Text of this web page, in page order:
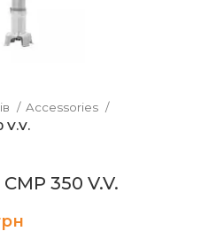
Accessories
V.V.
350 V.V.